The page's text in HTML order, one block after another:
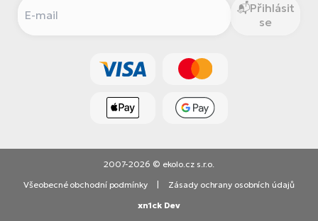
Přihlásit
se
2007-2026 © ekolo.cz s.r.o.
Všeobecné obchodní podmínky
Zásady ochrany osobních údajů
xn1ck Dev